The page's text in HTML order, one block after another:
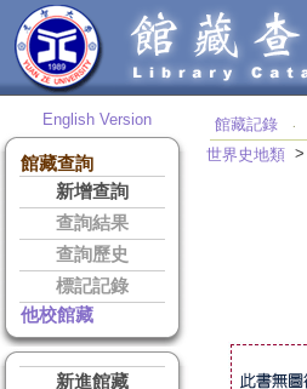
English Version
館藏查詢
新增查詢
查詢結果
查詢歷史
標記記錄
他校館藏
新進館藏
館藏記錄 ‧
世界史地類 >